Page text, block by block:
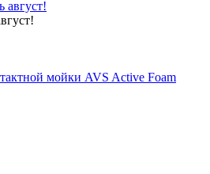
мойки AVS Active Foam